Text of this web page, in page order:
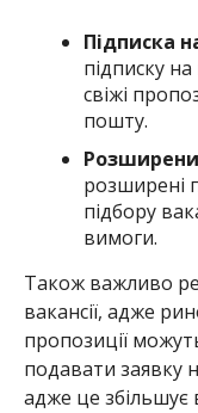
Підписка
підписку
свіжі
пошту.
розширені
підбору
вимоги.
Також важливо
вакансії, адже
пропозиції
подавати заявку
адже це збільшує